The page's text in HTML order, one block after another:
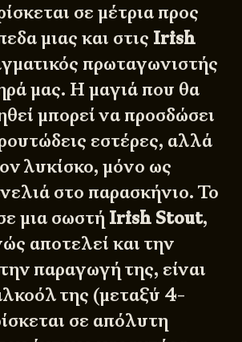
σε μέτρια προς
μιας και στις Irish
πρωταγωνιστής
μας. Η μαγιά που θα
μπορεί να προσδώσει
εστέρες, αλλά
λυκίσκο, μόνο ως
στο παρασκήνιο. Το
μια σωστή Irish Stout,
αποτελεί και την
παραγωγή της, είναι
της (μεταξύ 4-
σε απόλυτη